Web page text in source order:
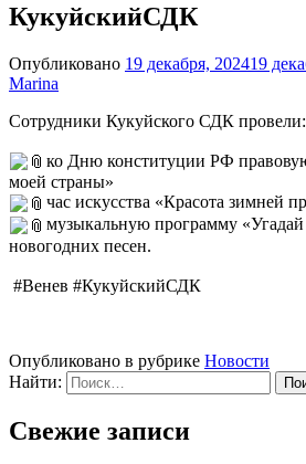
КукуйскийСДК
Опубликовано 19 декабря, 202419
Marina
Сотрудники Кукуйского СДК провели:
ко Дню конституции РФ
моей страны»
час искусства «Красота зимней
музыкальную программу
новогодних песен.
#Венев #КукуйскийСДК
Опубликовано в рубрике Новости
Найти:
Свежие записи